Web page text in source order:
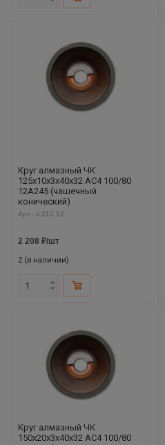
Круг алмазный ЧК
125х10х3х40х32 АС4 100/80
12А245 (чашечный
конический)
Арт.: ri.212.12
2 208 ₽/шт
2 (в наличии)
Круг алмазный ЧК
150х20х3х40х32 АС4 100/80